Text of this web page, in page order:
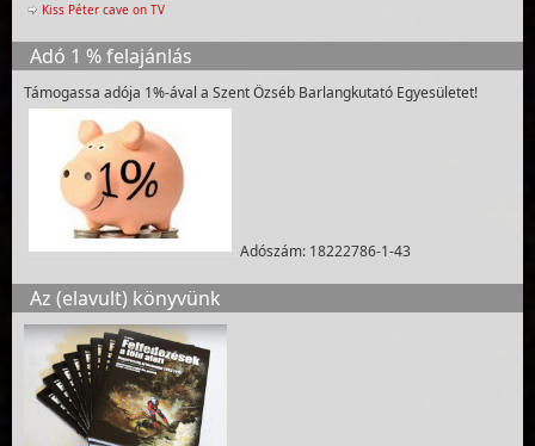
Kiss Péter cave on TV
Adó 1 % felajánlás
Támogassa adója 1%-ával a Szent Özséb Barlangkutató Egyesületet!
Adószám: 18222786-1-43
Az (elavult) könyvünk